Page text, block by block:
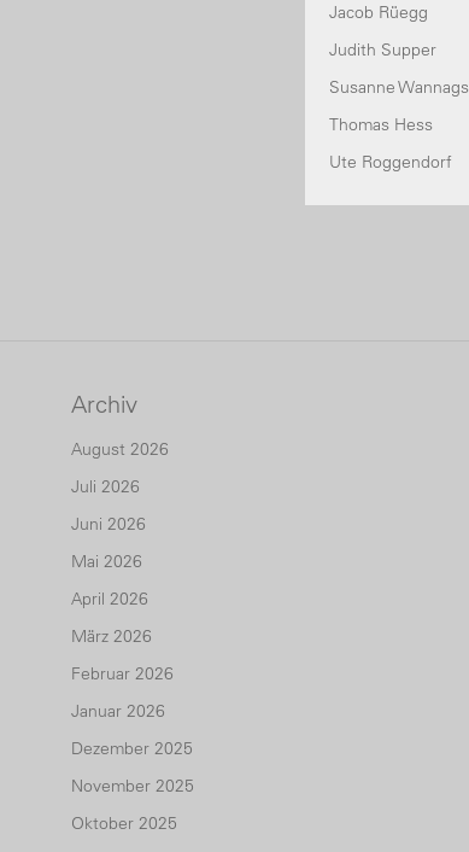
Jacob Rüegg
Judith Supper
Susanne Wannags
Thomas Hess
Ute Roggendorf
Archiv
August 2026
Juli 2026
Juni 2026
Mai 2026
April 2026
März 2026
Februar 2026
Januar 2026
Dezember 2025
November 2025
Oktober 2025